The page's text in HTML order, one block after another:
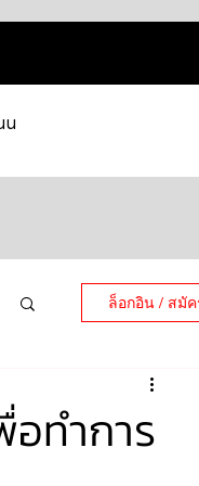
น
ล็อกอิน / สมั
อทำการ